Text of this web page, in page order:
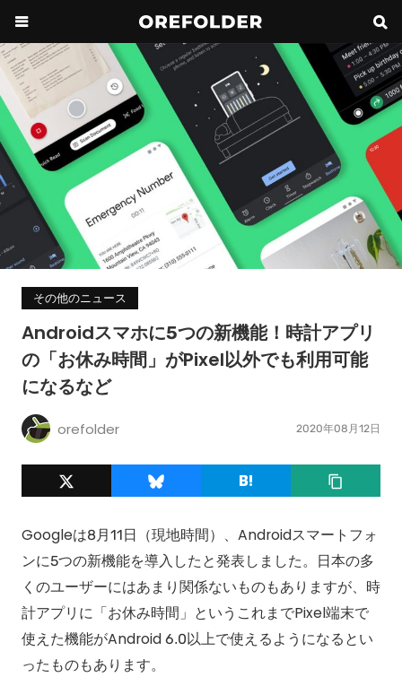
その他のニュース
Androidスマホに5つの新機能！時計アプリ
の「お休み時間」がPixel以外でも利用可能
になるなど
orefolder 2020年08月12日
Googleは8月11日（現地時間）、Androidスマートフォ
ンに5つの新機能を導入したと発表しました。日本の多
くのユーザーにはあまり関係ないものもありますが、時
計アプリに「お休み時間」というこれまでPixel端末で
使えた機能がAndroid 6.0以上で使えるようになるとい
ったものもあります。